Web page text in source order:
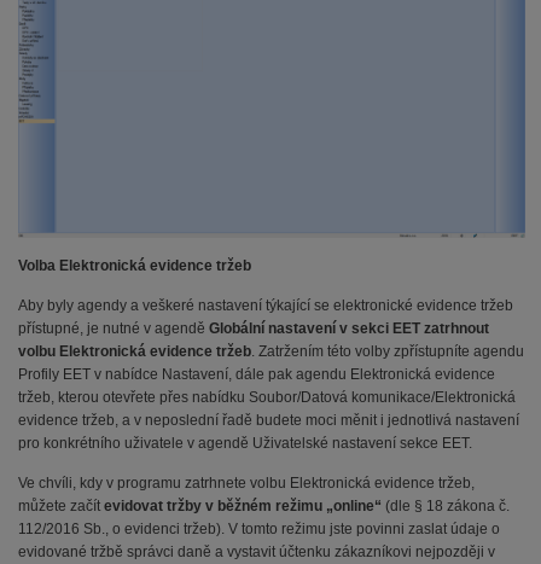
Volba Elektronická evidence tržeb
Aby byly agendy a veškeré nastavení týkající se elektronické evidence tržeb
přístupné, je nutné v agendě Globální nastavení v sekci EET zatrhnout
volbu Elektronická evidence tržeb . Zatržením této volby zpřístupníte agendu
Profily EET v nabídce Nastavení, dále pak agendu Elektronická evidence
tržeb, kterou otevřete přes nabídku Soubor/Datová komunikace/Elektronická
evidence tržeb, a v neposlední řadě budete moci měnit i jednotlivá nastavení
pro konkrétního uživatele v agendě Uživatelské nastavení sekce EET.
Ve chvíli, kdy v programu zatrhnete volbu Elektronická evidence tržeb,
můžete začít evidovat tržby v běžném režimu „online“ (dle § 18 zákona č.
112/2016 Sb., o evidenci tržeb). V tomto režimu jste povinni zaslat údaje o
evidované tržbě správci daně a vystavit účtenku zákazníkovi nejpozději v